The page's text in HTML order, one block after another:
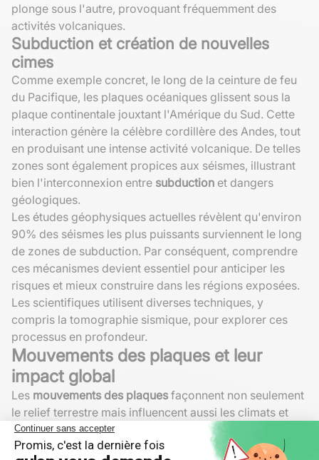
plonge sous l'autre, provoquant fréquemment des
activités volcaniques.
Subduction et création de nouvelles
cimes
Comme exemple concret, le long de la ceinture de feu
du Pacifique, les plaques océaniques glissent sous la
plaque continentale jouxtant l'Amérique du Sud. Cette
interaction génère la célèbre cordillère des Andes, tout
en produisant une intense activité volcanique. De telles
zones sont également propices aux séismes, illustrant
bien l'interconnexion entre subduction et dangers
géologiques.
Les études géophysiques actuelles révèlent qu'environ
90% des séismes les plus puissants surviennent le long
de zones de subduction. Par conséquent, comprendre
ces mécanismes devient essentiel pour anticiper les
risques et mieux construire dans les régions exposées.
Les scientifiques utilisent diverses techniques, y
compris la tomographie sismique, pour explorer ces
processus en profondeur.
Mouvements des plaques et leur
impact global
Les mouvements des plaques façonnent non seulement
le relief terrestre mais influencent aussi les climats et
l'évolution de la vie. Prenez, par exemple, le
supercontinent Pangée, qui rassembla toutes les terres